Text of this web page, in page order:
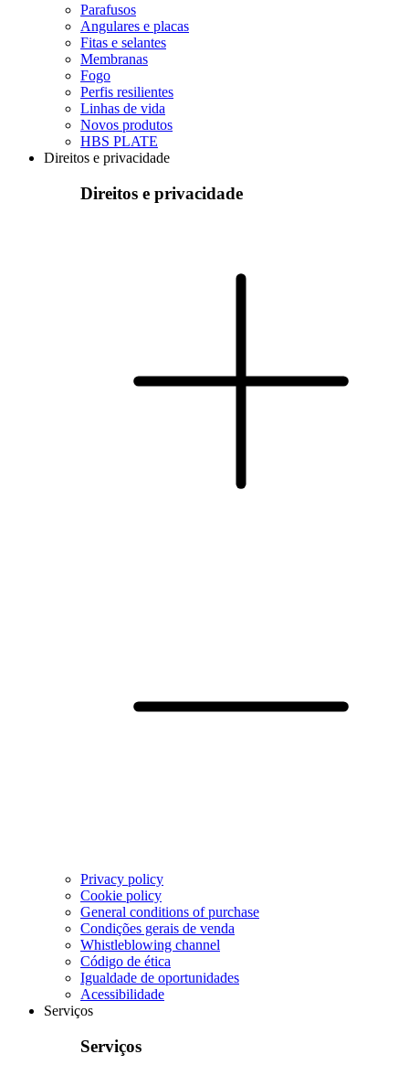
Parafusos
Angulares e placas
Fitas e selantes
Membranas
Fogo
Perfis resilientes
Linhas de vida
Novos produtos
HBS PLATE
Direitos e privacidade
Direitos e privacidade
Privacy policy
Cookie policy
General conditions of purchase
Condições gerais de venda
Whistleblowing channel
Código de ética
Igualdade de oportunidades
Acessibilidade
Serviços
Serviços